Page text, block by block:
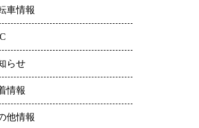
車情報
らせ
情報
他情報